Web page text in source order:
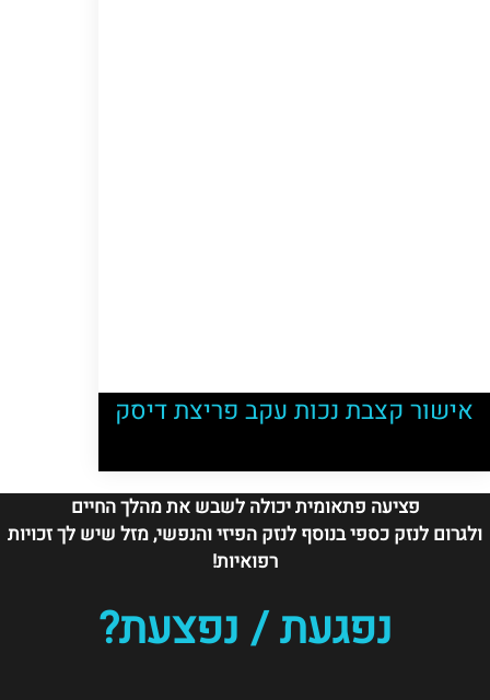
אישור קצבת נכות עקב פריצת דיסק
פציעה פתאומית יכולה לשבש את מהלך החיים
ולגרום לנזק כספי בנוסף לנזק הפיזי והנפשי, מזל שיש לך זכויות
רפואיות!
נפגעת / נפצעת?